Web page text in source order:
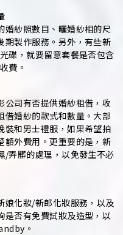
紗照數目、曬婚紗相的尺
期製作服務。另外，有些新
碟，就要留意套餐是否包含
費。
公司有否提供婚紗租借，收
借婚紗的款式和數量。大部
裝和男士禮服，如果希望拍
額外費用。更重要的是，新
/弄髒的處理，以免發生不必
娘化妝/新郎化妝服務，以及
否有免費試妝及造型，以
。